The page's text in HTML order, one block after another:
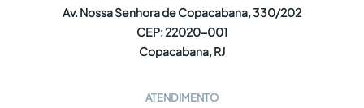
Av. Nossa Senhora de Copacabana, 330/202
CEP: 22020-001
Copacabana, RJ
ATENDIMENTO